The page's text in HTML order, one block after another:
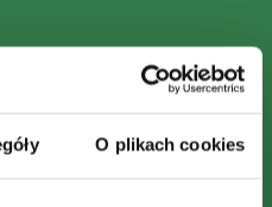
O plikach cookies